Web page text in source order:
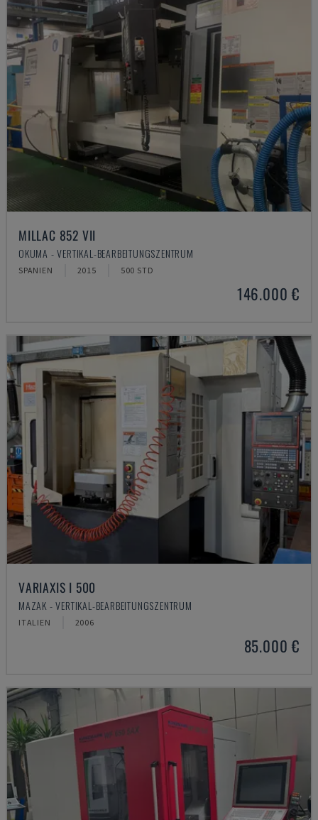
MILLAC 852 VII
OKUMA - VERTIKAL-BEARBEITUNGSZENTRUM
SPANIEN 2015 500 STD
146.000 €
VARIAXIS I 500
MAZAK - VERTIKAL-BEARBEITUNGSZENTRUM
ITALIEN 2006
85.000 €